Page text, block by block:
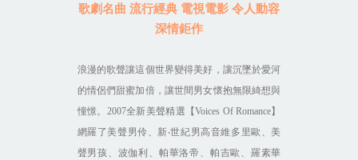
歌劇名曲 流行經典 電視電影 令人動容
深情鉅作
浪漫的歌聲讓這個世界變得美好，讓沉墜於愛河
的情侶們甜蜜加倍，讓世間男女懷抱無限綺想與
憧憬。 2007全新美聲精選【Voices Of Romance】
網羅了美聲男伶、新‧世紀男高音維多里歐、美
聲男孩、波伽利、帕華洛帝、帕吉歐、羅素華